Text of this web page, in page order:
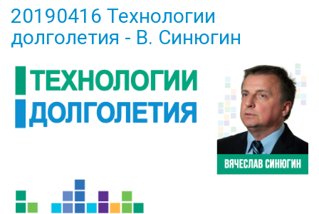
20190416 Технологии
долголетия - В. Синюгин